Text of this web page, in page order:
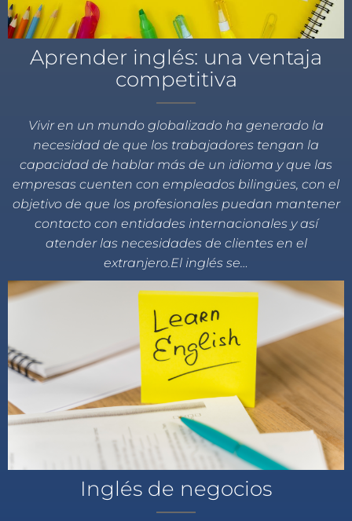
Aprender inglés: una ventaja
competitiva
Vivir en un mundo globalizado ha generado la
necesidad de que los trabajadores tengan la
capacidad de hablar más de un idioma y que las
empresas cuenten con empleados bilingües, con el
objetivo de que los profesionales puedan mantener
contacto con entidades internacionales y así
atender las necesidades de clientes en el
extranjero.El inglés se…
Inglés de negocios